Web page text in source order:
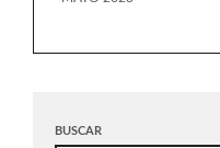
BUSCAR